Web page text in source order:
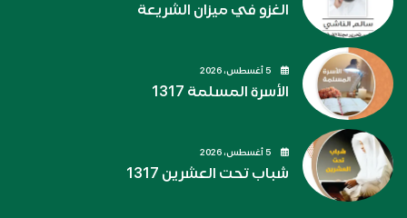
الغزو في ميزان الشريعة
الأسرة المسلمة 1317
شباب تحت العشرين 1317